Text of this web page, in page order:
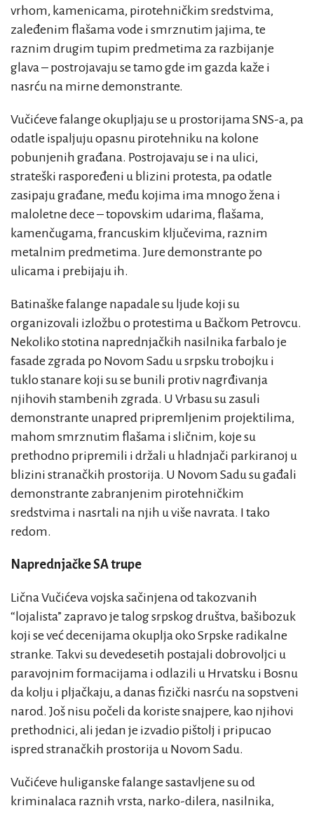
vrhom, kamenicama, pirotehničkim sredstvima,
zaleđenim flašama vode i smrznutim jajima, te
raznim drugim tupim predmetima za razbijanje
glava – postrojavaju se tamo gde im gazda kaže i
nasrću na mirne demonstrante.
Vučićeve falange okupljaju se u prostorijama SNS-a, pa
odatle ispaljuju opasnu pirotehniku na kolone
pobunjenih građana. Postrojavaju se i na ulici,
strateški raspoređeni u blizini protesta, pa odatle
zasipaju građane, među kojima ima mnogo žena i
maloletne dece – topovskim udarima, flašama,
kamenčugama, francuskim ključevima, raznim
metalnim predmetima. Jure demonstrante po
ulicama i prebijaju ih.
Batinaške falange napadale su ljude koji su
organizovali izložbu o protestima u Bačkom Petrovcu.
Nekoliko stotina naprednjačkih nasilnika farbalo je
fasade zgrada po Novom Sadu u srpsku trobojku i
tuklo stanare koji su se bunili protiv nagrđivanja
njihovih stambenih zgrada. U Vrbasu su zasuli
demonstrante unapred pripremljenim projektilima,
mahom smrznutim flašama i sličnim, koje su
prethodno pripremili i držali u hladnjači parkiranoj u
blizini stranačkih prostorija. U Novom Sadu su gađali
demonstrante zabranjenim pirotehničkim
sredstvima i nasrtali na njih u više navrata. I tako
redom.
Naprednjačke SA trupe
Lična Vučićeva vojska sačinjena od takozvanih
“lojalista” zapravo je talog srpskog društva, bašibozuk
koji se već decenijama okuplja oko Srpske radikalne
stranke. Takvi su devedesetih postajali dobrovoljci u
paravojnim formacijama i odlazili u Hrvatsku i Bosnu
da kolju i pljačkaju, a danas fizički nasrću na sopstveni
narod. Još nisu počeli da koriste snajpere, kao njihovi
prethodnici, ali jedan je izvadio pištolj i pripucao
ispred stranačkih prostorija u Novom Sadu.
Vučićeve huliganske falange sastavljene su od
kriminalaca raznih vrsta, narko-dilera, nasilnika,